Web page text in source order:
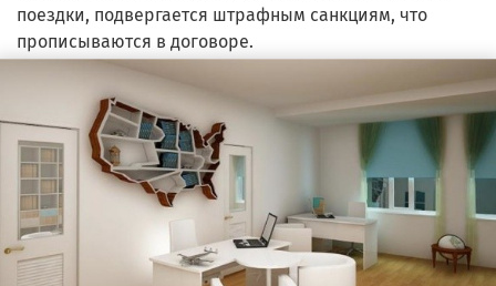
поездки, подвергается штрафным санкциям, что
прописываются в договоре.